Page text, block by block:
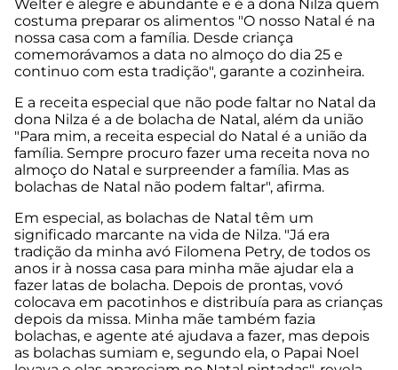
Welter é alegre e abundante e é a dona Nilza quem
costuma preparar os alimentos "O nosso Natal é na
nossa casa com a família. Desde criança
comemorávamos a data no almoço do dia 25 e
continuo com esta tradição", garante a cozinheira.
E a receita especial que não pode faltar no Natal da
dona Nilza é a de bolacha de Natal, além da união
"Para mim, a receita especial do Natal é a união da
família. Sempre procuro fazer uma receita nova no
almoço do Natal e surpreender a família. Mas as
bolachas de Natal não podem faltar", afirma.
Em especial, as bolachas de Natal têm um
significado marcante na vida de Nilza. "Já era
tradição da minha avó Filomena Petry, de todos os
anos ir à nossa casa para minha mãe ajudar ela a
fazer latas de bolacha. Depois de prontas, vovó
colocava em pacotinhos e distribuía para as crianças
depois da missa. Minha mãe também fazia
bolachas, e agente até ajudava a fazer, mas depois
as bolachas sumiam e, segundo ela, o Papai Noel